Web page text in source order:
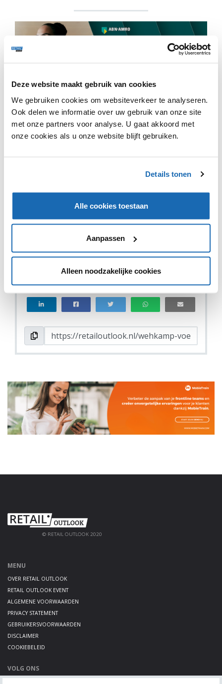
Deze website maakt gebruik van cookies
We gebruiken cookies om websiteverkeer te analyseren.
Ook delen we informatie over uw gebruik van onze site
met onze partners voor analyse. U gaat akkoord met
onze cookies als u onze website blijft gebruiken.
Details tonen
Alle cookies toestaan
Aanpassen
Alleen noodzakelijke cookies
Wehkamp heeft een ontdektool toegevoegd aan zijn
app. In dit nieuwe deel, genaamd 'ontdekken', moeten
klanten eerst hun naam en voorkeuren doorgeven.
Vervolgens krijgen klanten elke dag nieuwe stijlitems te
zien op het gebied van mode, wonen en beauty. Klanten
etalage bestaat uit modelfoto’s en productbeelden.
hun favorieten delen via social media, op de wensenlijst
zetten of aan de winkelmand toevoegen.
DEEL DIT IN JOUW NETWERK
© RETAIL OUTLOOK 2020
MENU
OVER RETAIL OUTLOOK
RETAIL OUTLOOK EVENT
ALGEMENE VOORWAARDEN
PRIVACY STATEMENT
GEBRUIKERSVOORWAARDEN
DISCLAIMER
COOKIEBELEID
VOLG ONS